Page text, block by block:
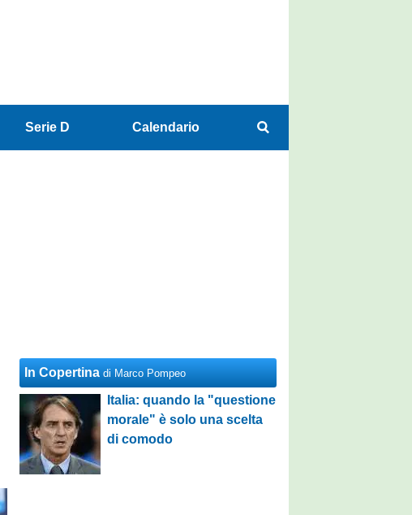
Serie D Calendario
In Copertina di Marco Pompeo
Italia: quando la "questione
morale" è solo una scelta
di comodo